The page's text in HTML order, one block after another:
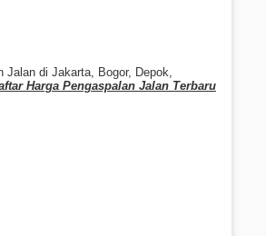
Jalan di Jakarta, Bogor, Depok,
Harga Pengaspalan Jalan Terbaru